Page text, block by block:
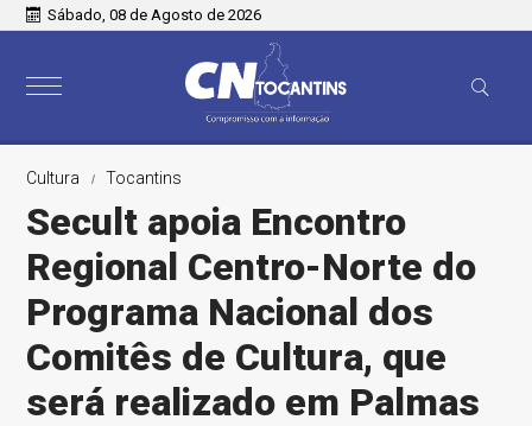
Sábado, 08 de Agosto de 2026
Cultura Tocantins
Secult apoia Encontro
Regional Centro-Norte do
Programa Nacional dos
Comitês de Cultura, que
será realizado em Palmas